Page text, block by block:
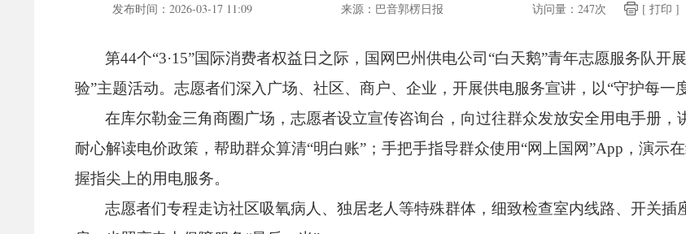
发布时间： 2026-03-17 11:09 来源： 巴音郭楞日报 访问量： 247次 [ 打印 ]
第44个“3·15”国际消费者权益日之际， 国网巴州供电公司“白天鹅”青年志愿服务队开
验”主题活动。 志愿者们深入广场、 社区、 商户、 企业， 开展供电服务宣讲， 以“守护每一
在库尔勒金三角商圈广场，志愿者设立宣传咨询台， 向过往群众发放安全用电手册，
耐心解读电价政策， 帮助群众算清“明白账”； 手把手指导群众使用“网上国网”App， 演示在
握指尖上的用电服务。
志愿者们专程走访社区吸氧病人、独居老人等特殊群体，细致检查室内线路、开关插